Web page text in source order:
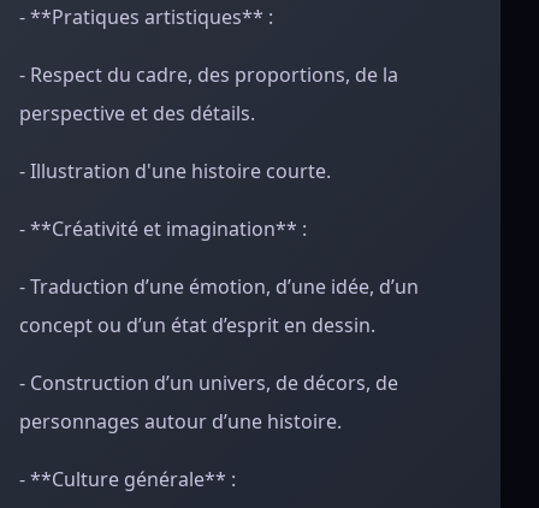
- **Pratiques artistiques** :
- Respect du cadre, des proportions, de la
perspective et des détails.
- Illustration d'une histoire courte.
- **Créativité et imagination** :
- Traduction d’une émotion, d’une idée, d’un
concept ou d’un état d’esprit en dessin.
- Construction d’un univers, de décors, de
personnages autour d’une histoire.
- **Culture générale** :